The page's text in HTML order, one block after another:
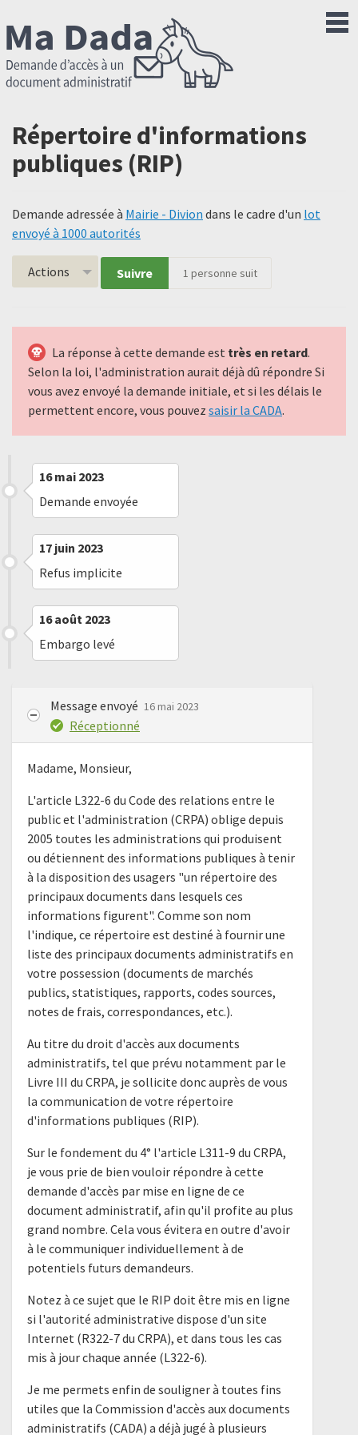
Répertoire d'informations
publiques (RIP)
Demande adressée à Mairie - Divion dans le cadre d'un lot
envoyé à 1000 autorités
Actions Suivre 1 personne suit
La réponse à cette demande est très en retard.
Selon la loi, l'administration aurait déjà dû répondre Si
vous avez envoyé la demande initiale, et si les délais le
permettent encore, vous pouvez saisir la CADA.
16 mai 2023
Demande envoyée
17 juin 2023
Refus implicite
16 août 2023
Embargo levé
Message envoyé 16 mai 2023
Réceptionné
Madame, Monsieur,
L'article L322-6 du Code des relations entre le
public et l'administration (CRPA) oblige depuis
2005 toutes les administrations qui produisent
ou détiennent des informations publiques à tenir
à la disposition des usagers "un répertoire des
principaux documents dans lesquels ces
informations figurent". Comme son nom
l'indique, ce répertoire est destiné à fournir une
liste des principaux documents administratifs en
votre possession (documents de marchés
publics, statistiques, rapports, codes sources,
notes de frais, correspondances, etc.).
Au titre du droit d'accès aux documents
administratifs, tel que prévu notamment par le
Livre III du CRPA, je sollicite donc auprès de vous
la communication de votre répertoire
d'informations publiques (RIP).
Sur le fondement du 4° l'article L311-9 du CRPA,
je vous prie de bien vouloir répondre à cette
demande d'accès par mise en ligne de ce
document administratif, afin qu'il profite au plus
grand nombre. Cela vous évitera en outre d'avoir
à le communiquer individuellement à de
potentiels futurs demandeurs.
Notez à ce sujet que le RIP doit être mis en ligne
si l'autorité administrative dispose d'un site
Internet (R322-7 du CRPA), et dans tous les cas
mis à jour chaque année (L322-6).
Je me permets enfin de souligner à toutes fins
utiles que la Commission d'accès aux documents
administratifs (CADA) a déjà jugé à plusieurs